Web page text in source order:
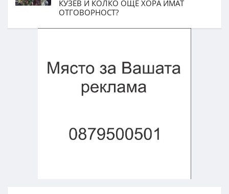
КУЗЕВ И КОЛКО ОЩЕ ХОРА ИМАТ
ОТГОВОРНОСТ?